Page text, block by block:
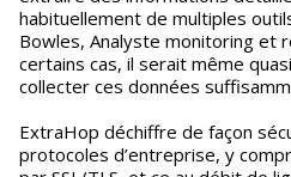
habituellement de multiples
Bowles, Analyste monitoring et
certains cas, il serait même
collecter ces données
ExtraHop déchiffre de façon
protocoles d’entreprise, y